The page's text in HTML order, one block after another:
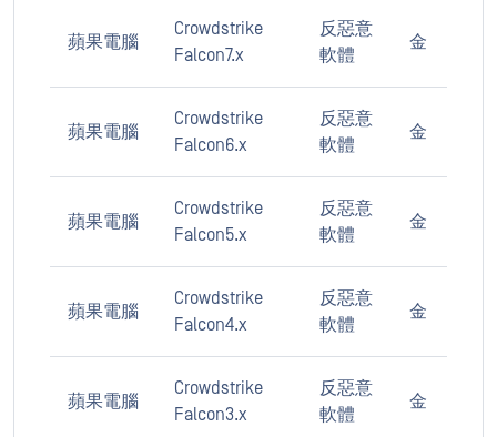
蘋果電腦
Crowdstrike
Falcon7.x
反惡意
軟體
金
蘋果電腦
Crowdstrike
Falcon6.x
反惡意
軟體
金
蘋果電腦
Crowdstrike
Falcon5.x
反惡意
軟體
金
蘋果電腦
Crowdstrike
Falcon4.x
反惡意
軟體
金
蘋果電腦
Crowdstrike
Falcon3.x
反惡意
軟體
金